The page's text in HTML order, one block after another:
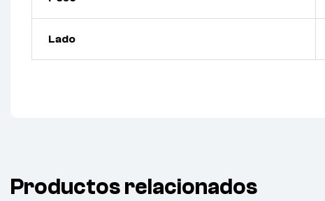
Lado
Productos relacionados